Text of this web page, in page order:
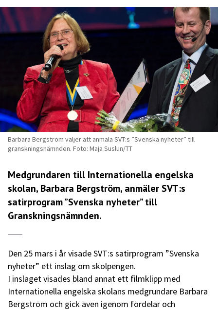
Barbara Bergström väljer att anmäla SVT:s ”Svenska nyheter” till
granskningsnämnden. Foto: Maja Suslun/TT
Medgrundaren till Internationella engelska
skolan, Barbara Bergström, anmäler SVT:s
satirprogram ”Svenska nyheter” till
Granskningsnämnden.
Den 25 mars i år visade SVT:s satirprogram ”Svenska
nyheter” ett inslag om skolpengen.
I inslaget visades bland annat ett filmklipp med
Internationella engelska skolans medgrundare Barbara
Bergström och gick även igenom fördelar och